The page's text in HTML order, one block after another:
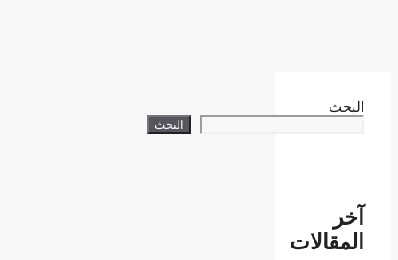
البحث
البحث
آخر
المقالات